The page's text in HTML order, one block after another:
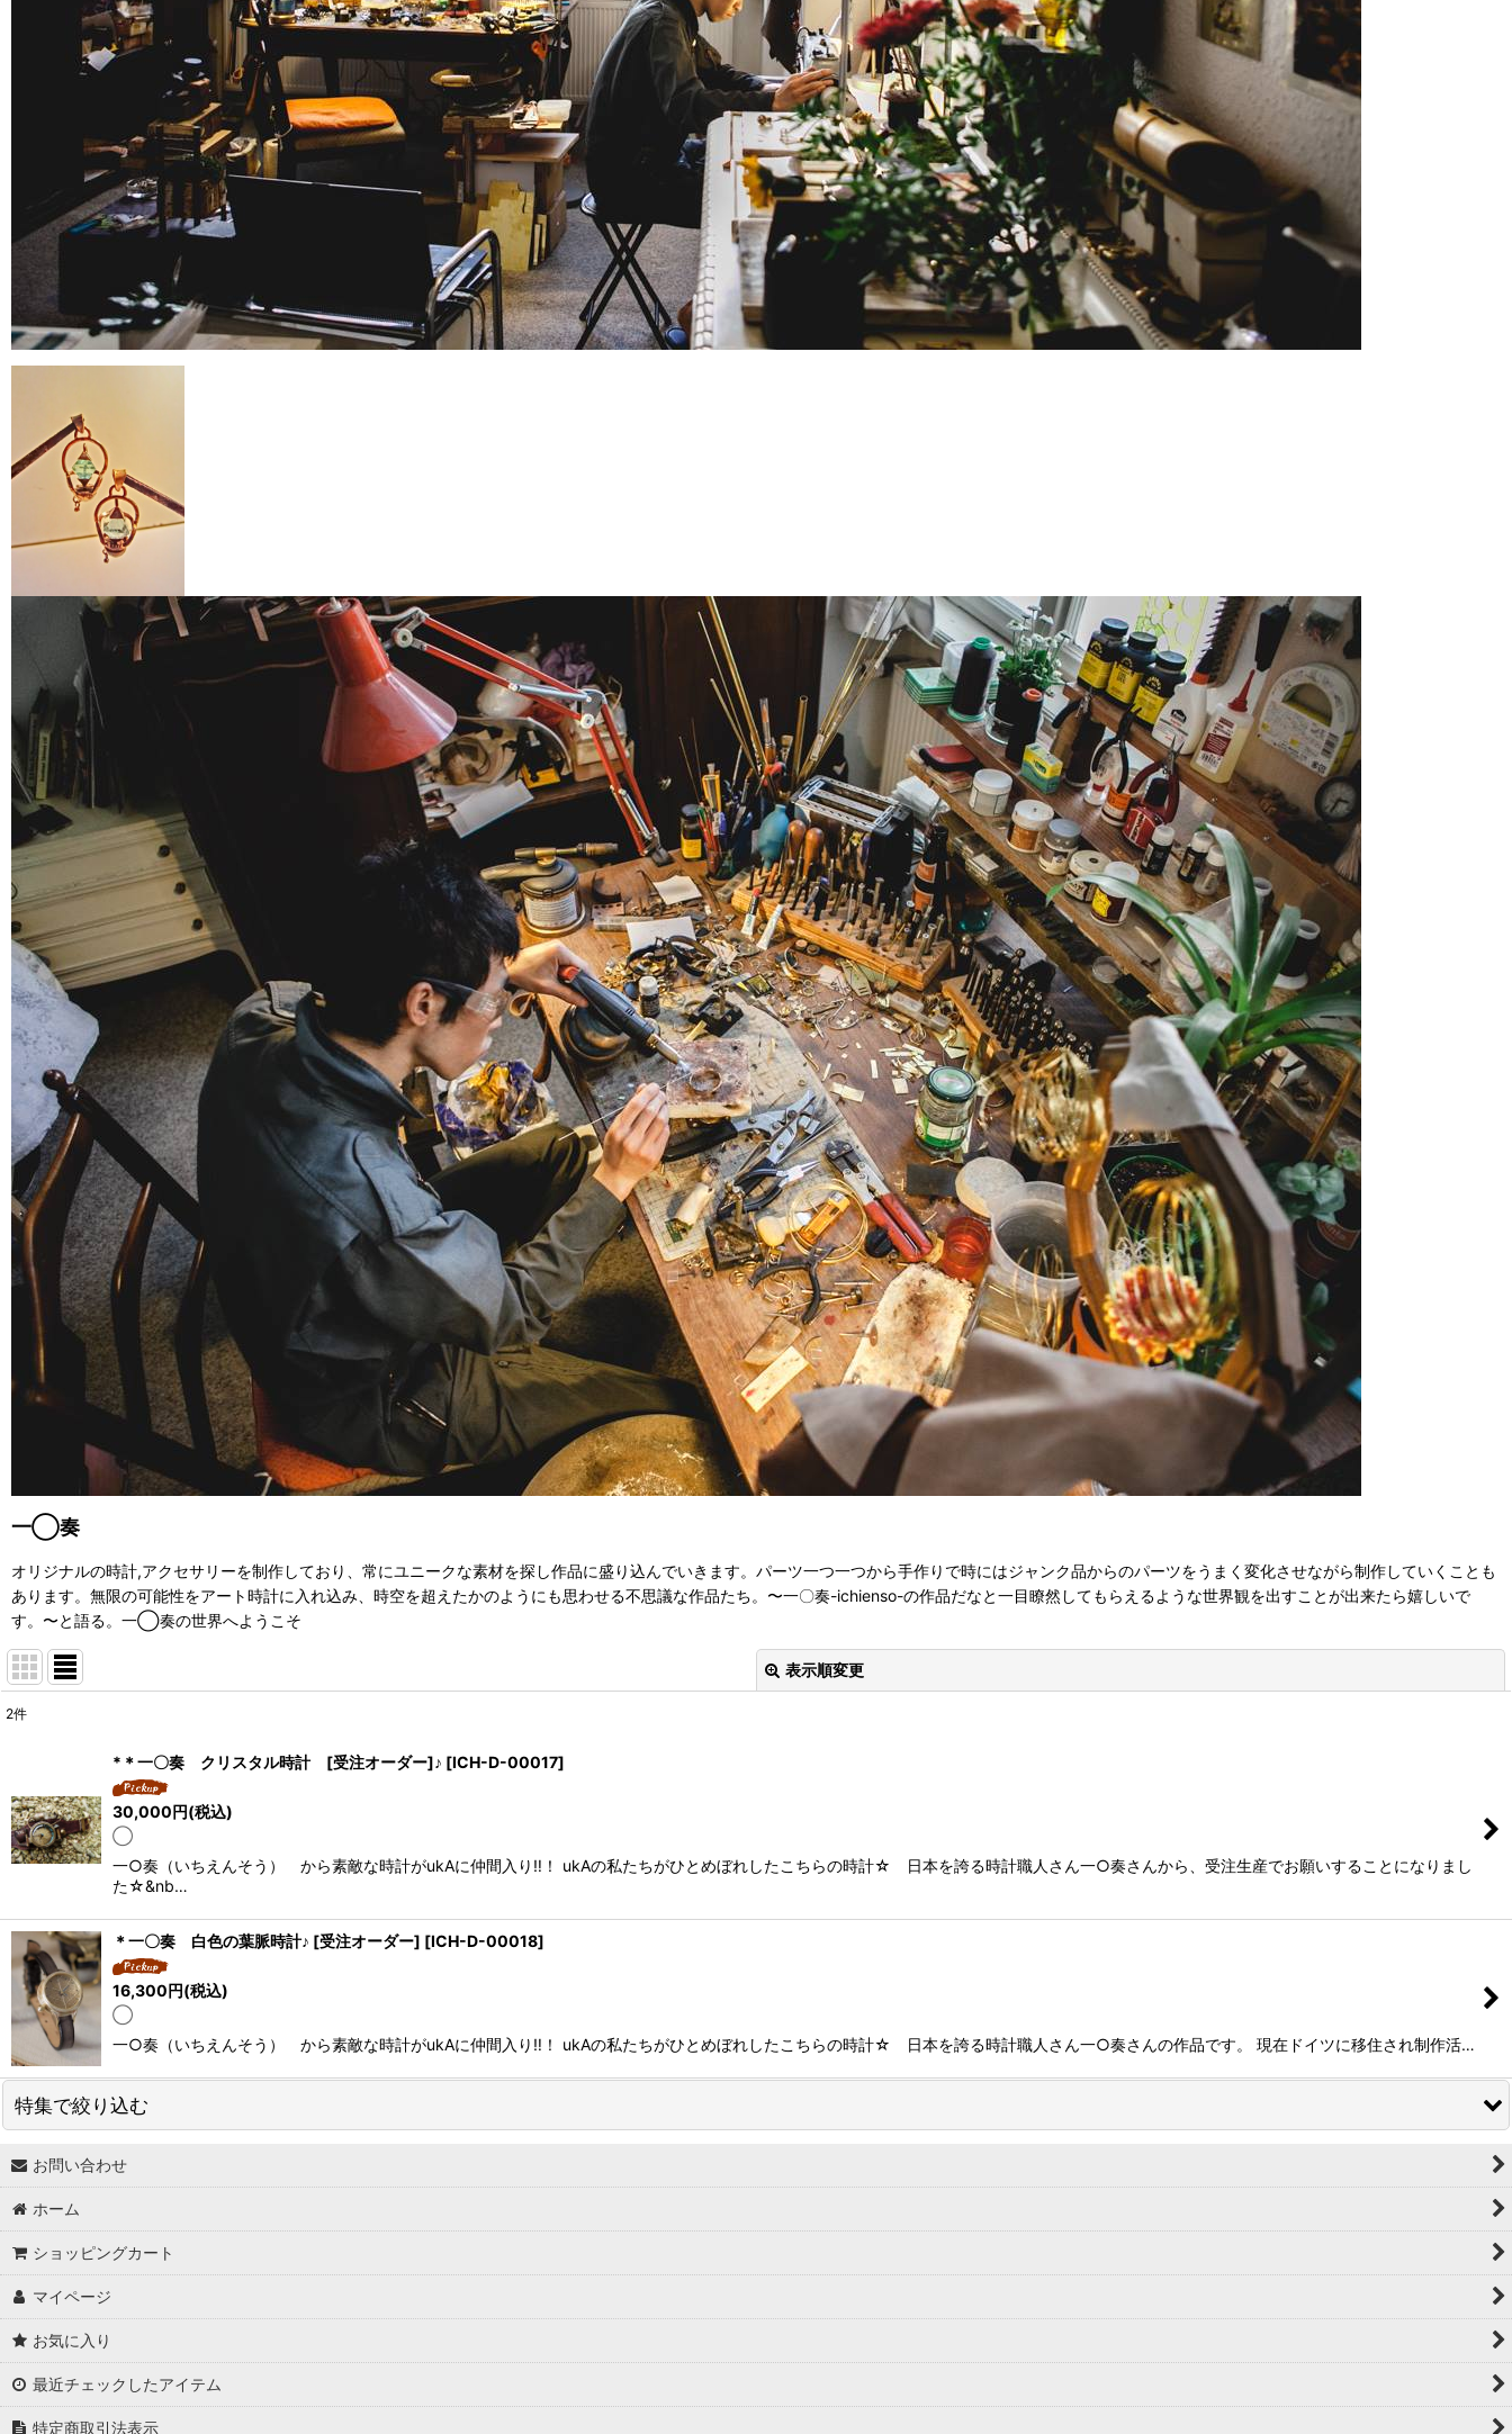
一◯奏
オリジナルの時計,アクセサリーを制作しており、常にユニークな素材を探し作品に盛り込んでいきます。パーツ一つ一つから手作りで時にはジャンク品からのパーツをうまく変化させながら制作していくことも
あります。無限の可能性をアート時計に入れ込み、時空を超えたかのようにも思わせる不思議な作品たち。〜一〇奏-ichienso-の作品だなと一目瞭然してもらえるような世界観を出すことが出来たら嬉しいで
す。〜と語る。一◯奏の世界へようこそ
表示順変更
並び順:
絞り込む
2件
*＊一〇奏 クリスタル時計 [受注オーダー]♪ [ICH-D-00017]
30,000円(税込)
◯
一○奏（いちえんそう） から素敵な時計がukAに仲間入り‼！ ukAの私たちがひとめぼれしたこちらの時計☆ 日本を誇る時計職人さん一○奏さんから、受注生産でお願いすることになりまし
た☆&nb…
＊一〇奏 白色の葉脈時計♪ [受注オーダー] [ICH-D-00018]
16,300円(税込)
◯
一○奏（いちえんそう） から素敵な時計がukAに仲間入り‼！ ukAの私たちがひとめぼれしたこちらの時計☆ 日本を誇る時計職人さん一○奏さんの作品です。 現在ドイツに移住され制作活…
特集で絞り込む
↓ 特集 ↓
★最大６０％OFF SALE★
★BODYコレクション！
★Ethical Life Goods:エシカルライフ商品
★Original Select
お問い合わせ
ホーム
ショッピングカート
マイページ
お気に入り
最近チェックしたアイテム
特定商取引法表示